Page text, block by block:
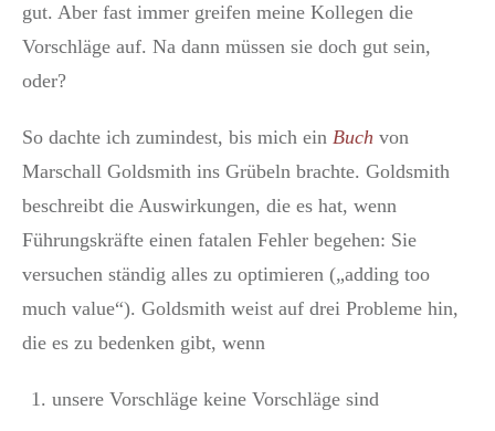
gut. Aber fast immer greifen meine Kollegen die
Vorschläge auf. Na dann müssen sie doch gut sein,
oder?
So dachte ich zumindest, bis mich ein Buch von
Marschall Goldsmith ins Grübeln brachte. Goldsmith
beschreibt die Auswirkungen, die es hat, wenn
Führungskräfte einen fatalen Fehler begehen: Sie
versuchen ständig alles zu optimieren („adding too
much value“). Goldsmith weist auf drei Probleme hin,
die es zu bedenken gibt, wenn
unsere Vorschläge keine Vorschläge sind